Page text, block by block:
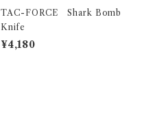
TAC-FORCE Shark Bomb
Knife
¥4,180